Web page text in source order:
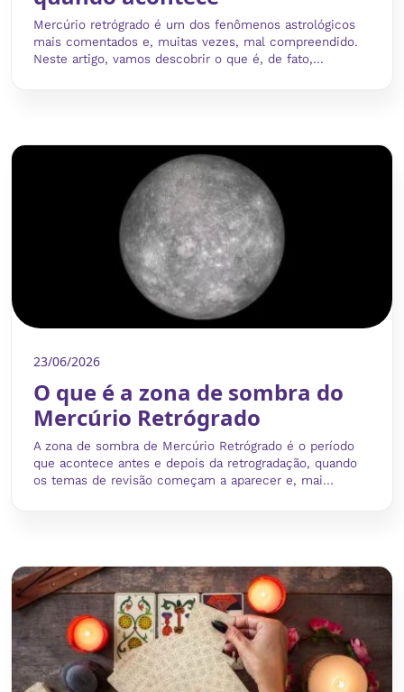
Mercúrio retrógrado é um dos fenômenos astrológicos
mais comentados e, muitas vezes, mal compreendido.
Neste artigo, vamos descobrir o que é, de fato,...
23/06/2026
O que é a zona de sombra do
Mercúrio Retrógrado
A zona de sombra de Mercúrio Retrógrado é o período
que acontece antes e depois da retrogradação, quando
os temas de revisão começam a aparecer e, mai...